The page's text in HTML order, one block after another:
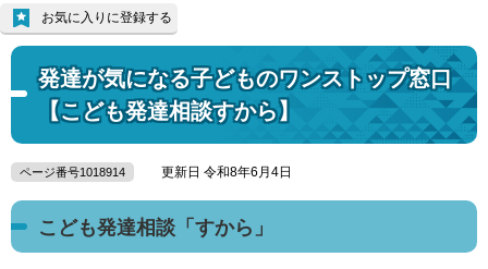
発達が気になる子どものワンストップ窓口
【こども発達相談すから】
お気に入りに登録する
ページ番号1018914 更新日 令和8年6月4日
こども発達相談「すから」